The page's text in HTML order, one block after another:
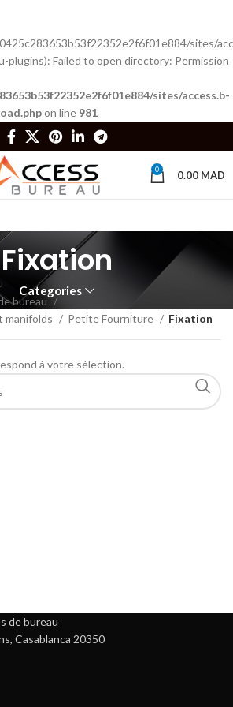
sites/
plugins): Failed to open directory: Permission
sites/access.b-
on line 981
0 0.00 MAD
Fixation
Categories
bureau
manifolds
Petite Fourniture Fixation
à votre sélection.
de bureau
Casablanca 20350